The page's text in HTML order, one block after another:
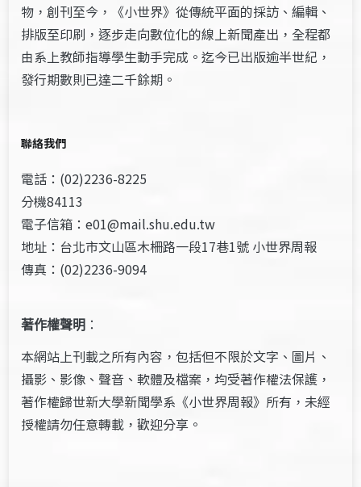
物，創刊至今，《小世界》從傳統平面的採訪、編輯、
排版至印刷，逐步走向數位化的線上新聞產出，全程都
由系上教師指導學生動手完成。迄今已出版逾半世紀，
發行期數則已達二千餘期。
聯絡我們
電話：(02)2236-8225
分機84113
電子信箱：e01@mail.shu.edu.tw
地址：台北市文山區木柵路一段17巷1號 小世界周報
傳真：(02)2236-9094
著作權聲明 ：
本網站上刊載之所有內容，包括但不限於文字、圖片、
攝影、影像、聲音、軟體及檔案，均受著作權法保護，
著作權歸世新大學新聞學系《小世界周報》所有，未經
授權請勿任意轉載，歡迎分享。